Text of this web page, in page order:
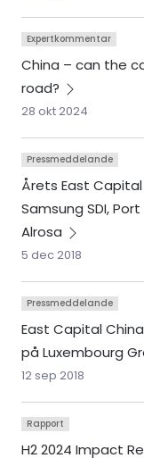
Expertkommentar
China – can the
road?
28 okt 2024
Pressmeddelande
Årets East
Samsung SDI,
Alrosa
5 dec 2018
Pressmeddelande
East Capital
på Luxembourg
12 sep 2018
Rapport
H2 2024 Impact